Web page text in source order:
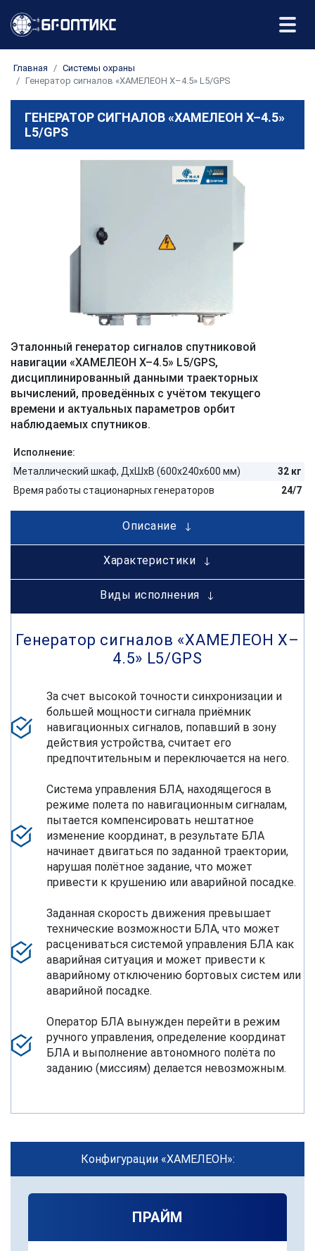
Главная
Системы охраны
Генератор сигналов «ХАМЕЛЕОН Х–4.5» L5/GPS
ГЕНЕРАТОР СИГНАЛОВ «ХАМЕЛЕОН Х–4.5»
L5/GPS
Эталонный генератор сигналов спутниковой
навигации «ХАМЕЛЕОН Х–4.5» L5/GPS,
дисциплинированный данными траекторных
вычислений, проведённых с учётом текущего
времени и актуальных параметров орбит
наблюдаемых спутников.
Исполнение:
Металлический шкаф, ДхШхВ (600x240x600 мм)
32 кг
Время работы стационарных генераторов
24/7
Описание
Характеристики
Виды исполнения
Генератор сигналов «ХАМЕЛЕОН Х–
4.5» L5/GPS
За счет высокой точности синхронизации и
большей мощности сигнала приёмник
навигационных сигналов, попавший в зону
действия устройства, считает его
предпочтительным и переключается на него.
Cистема управления БЛА, находящегося в
режиме полета по навигационным сигналам,
пытается компенсировать нештатное
изменение координат, в результате БЛА
начинает двигаться по заданной траектории,
нарушая полётное задание, что может
привести к крушению или аварийной посадке.
Заданная скорость движения превышает
технические возможности БЛА, что может
расцениваться системой управления БЛА как
аварийная ситуация и может привести к
аварийному отключению бортовых систем или
аварийной посадке.
Оператор БЛА вынужден перейти в режим
ручного управления, определение координат
БЛА и выполнение автономного полёта по
заданию (миссиям) делается невозможным.
Технические характеристики
Х–4.5» L5/GPS
Наименование Стационарное исполнение
Вид устройства
Масса
устройства
не более 32 кг
Габаритные
размеры (Ш×Д×В)
металлический шкаф,
ДхШхВ
600x240x600 мм
Время работы 24/7
Потребляемая
мощность
до 500 Вт
Электропитание
220+-20 В переменного тока
диапазон
температур
Управляющий
Ethernet (LAN) - 10/100 Base-
T. (TCP/IP и DHCP)
Операционная
Bстроенная операционная
Виды исполнения генератора
Стационарное исполнение
Время работы 24/7
Конфигурации «ХАМЕЛЕОН»:
ПРАЙМ